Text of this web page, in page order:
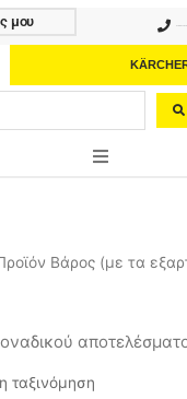
μου
Βάρος (με τα